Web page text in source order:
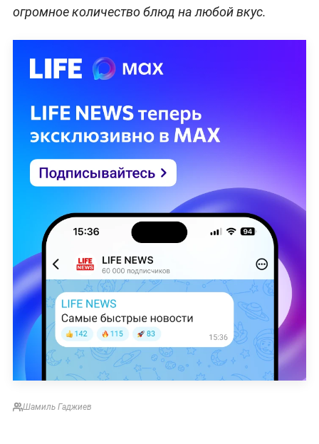
огромное количество блюд на любой вкус.
Шамиль Гаджиев